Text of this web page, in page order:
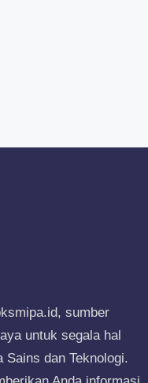
sumber
untuk segala hal
Sains dan Teknologi.